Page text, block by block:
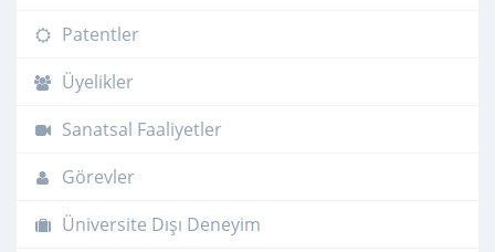
Patentler
Üyelikler
Sanatsal Faaliyetler
Görevler
Üniversite Dışı Deneyim